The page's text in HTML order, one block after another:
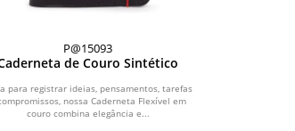
P@15093
de Couro Sintético
para registrar ideias, pensamentos, tarefas
nossa Caderneta Flexível em
couro combina elegância e...